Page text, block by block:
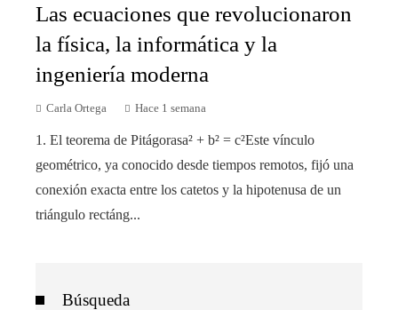
Las ecuaciones que revolucionaron
la física, la informática y la
ingeniería moderna
Carla Ortega Hace 1 semana
1. El teorema de Pitágorasa² + b² = c²Este vínculo
geométrico, ya conocido desde tiempos remotos, fijó una
conexión exacta entre los catetos y la hipotenusa de un
triángulo rectáng...
Búsqueda